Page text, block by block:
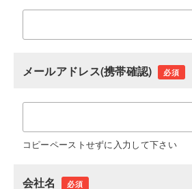
メールアドレス(携帯確認) 必須
コピーペーストせずに入力して下さい
会社名 必須